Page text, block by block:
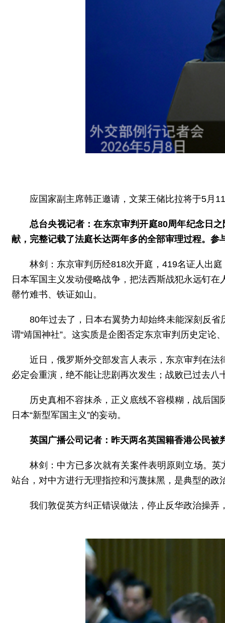
应国家副主席韩正邀请，文莱王储比拉将于5月
总台央视记者：在东京审判开庭80周年纪念日
献，完整记载了法庭长达两年多的全部审理过程。
林剑：东京审判历经818次开庭，419名证人出
日本军国主义发动侵略战争，把法西斯战犯永远钉
罄竹难书、铁证如山。
80年过去了，日本右翼势力却始终未能深刻反
谓“靖国神社”。这实质是企图否定东京审判历史定论
近日，俄罗斯外交部发言人表示，东京审判在
必定会重演，绝不能让悲剧再次发生；战败已过去
历史真相不容抹杀，正义底线不容模糊，战后
日本“新型军国主义”的妄动。
英国广播公司记者：昨天两名英国籍香港公民
林剑：中方已多次就有关案件表明原则立场。
站台，对中方进行无理指控和污蔑抹黑，是典型的
我们敦促英方纠正错误做法，停止反华政治操